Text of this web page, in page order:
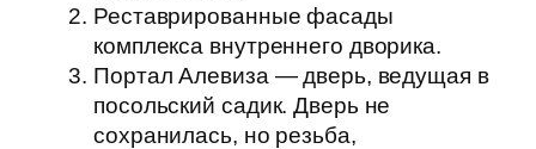
Реставрированные фасады
комплекса внутреннего дворика.
Портал Алевиза — дверь, ведущая в
посольский садик. Дверь не
сохранилась, но резьба,